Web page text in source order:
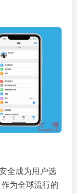
全成为用户选
为全球流行的